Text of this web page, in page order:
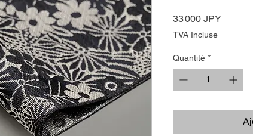
33 000 JPYPrix
TVA Incluse
Quantité *